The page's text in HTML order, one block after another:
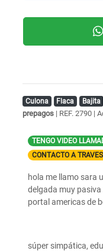
Culona Flaca Bajita
prepagos | REF. 2790 |
TENGO VIDEO
CONTACTO A
hola me llamo sara
delgada muy
portal americas de
súper simpática,